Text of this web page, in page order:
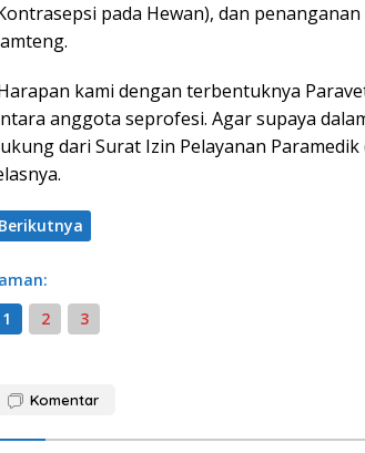
pada Hewan), dan
kami dengan terbentuknya
anggota seprofesi. Agar supaya
dari Surat Izin Pelayanan
Berikutnya
1
2 3
Komentar